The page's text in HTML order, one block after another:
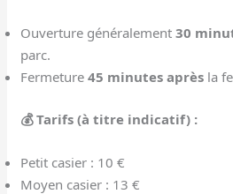
Ouverture généralement30
parc.
Fermeture45 minutes après la
💰 Tarifs (à titre indicatif) :
Petit casier : 10 €
Moyen casier : 13 €